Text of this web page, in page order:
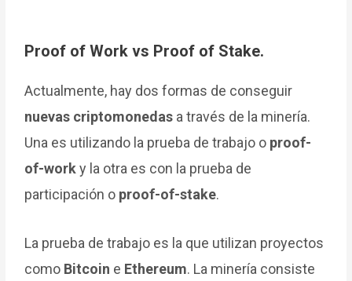
Proof of Work vs Proof of Stake.
Actualmente, hay dos formas de conseguir
nuevas criptomonedas a través de la minería.
Una es utilizando la prueba de trabajo o proof-
of-worky la otra es con la prueba de
participación o proof-of-stake.
La prueba de trabajo es la que utilizan proyectos
como Bitcoin e Ethereum. La minería consiste